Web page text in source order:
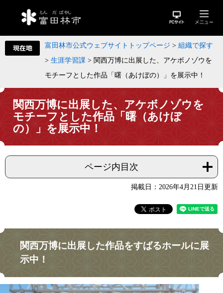
富田林市公式ウェブサイトトップページ > 組織で探す
> 生涯学習課 > 関西万博に出展した、アケボノゾウを
モチーフとした作品「曙（あけぼの）」を展示中！
関西万博に出展した、アケボノゾウを
モチーフとした作品「曙（あけぼ
の）」を展示中！
ページ内目次
掲載日：2026年4月21日更新
関西万博に出展した作品をすばるホールに展
示中！